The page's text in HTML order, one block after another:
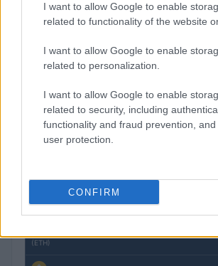
I want to allow Google to enable
related to functionality of the website
I want to allow Google to enable
related to personalization.
I want to allow Google to enable
related to security, including
functionality and fraud prevention,
user protection.
CONFIRM
COTIZACIONES CRYPTO
Nombre
(ETH)